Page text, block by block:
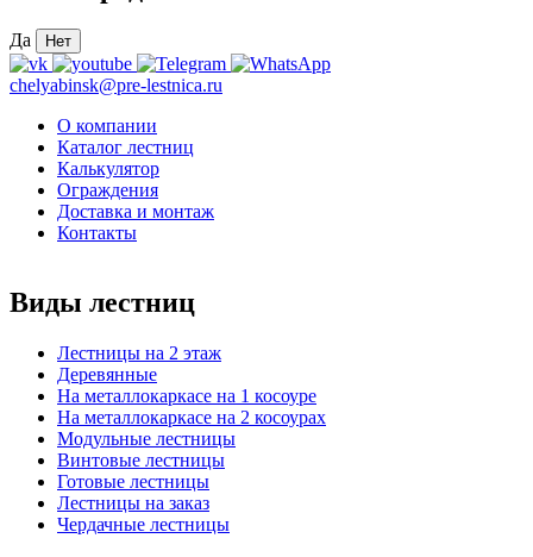
Да Нет
chelyabinsk@pre-lestnica.ru
О компании
Каталог лестниц
Калькулятор
Ограждения
Доставка и монтаж
Контакты
Виды лестниц
Лестницы на 2 этаж
Деревянные
На металлокаркасе на 1 косоуре
На металлокаркасе на 2 косоурах
Модульные лестницы
Винтовые лестницы
Готовые лестницы
Лестницы на заказ
Чердачные лестницы